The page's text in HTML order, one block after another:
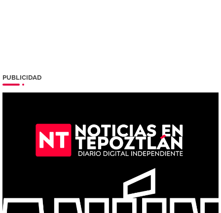
PUBLICIDAD